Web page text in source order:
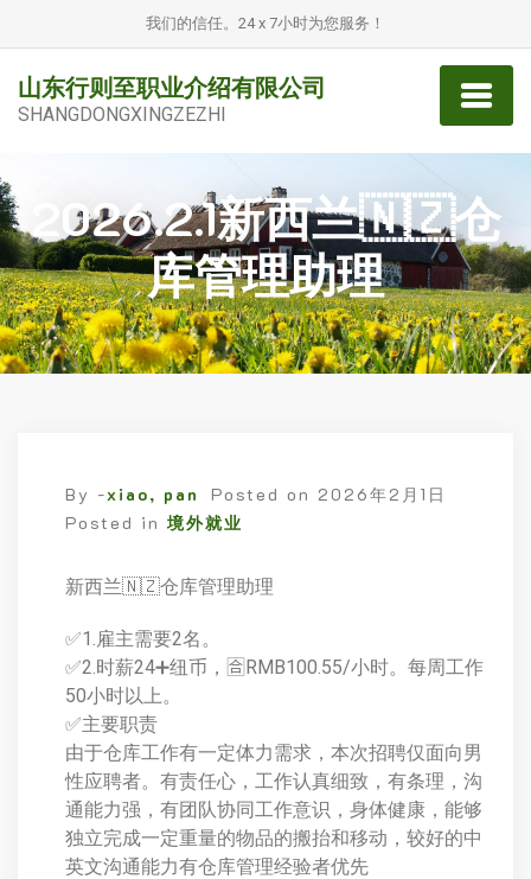
我们的信任。24 x 7小时为您服务！
山东行则至职业介绍有限公司
SHANGDONGXINGZEZHI
2026.2.1新西兰🇳🇿仓
库管理助理
By -xiao, pan Posted on 2026年2月1日
Posted in 境外就业
新西兰🇳🇿仓库管理助理
✅1.雇主需要2名。
✅2.时薪24➕纽币，🈴RMB100.55/小时。每周工作
50小时以上。
✅主要职责
由于仓库工作有一定体力需求，本次招聘仅面向男
性应聘者。有责任心，工作认真细致，有条理，沟
通能力强，有团队协同工作意识，身体健康，能够
独立完成一定重量的物品的搬抬和移动，较好的中
英文沟通能力有仓库管理经验者优先